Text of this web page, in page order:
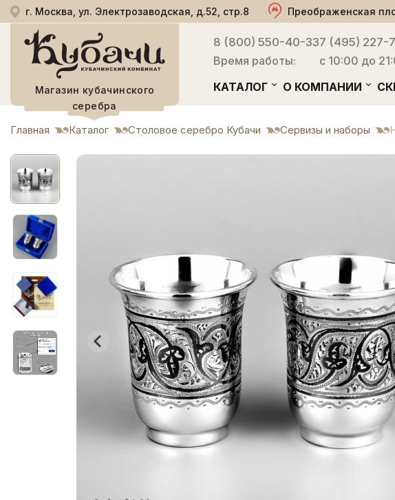
г. Москва, ул. Электрозаводская, д.52, стр.8 Преображенская
Магазин кубачинского
серебра
8 (800) 550-40-33
Время работы:
7 (495) 227-
с 10:00 до
КАТАЛОГ О КОМПАНИИ
Главная Каталог Столовое серебро Кубачи Сервизы и наборы